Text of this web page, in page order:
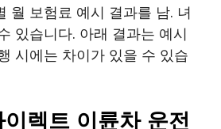
월 보험료 예시 결과를 남. 녀
있습니다. 아래 결과는 예시
시에는 차이가 있을 수 있습
렉트 이륜차 운전